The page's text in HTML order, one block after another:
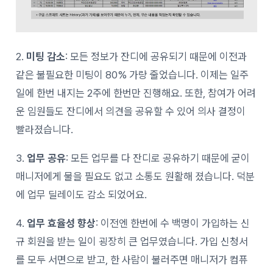
2. 미팅 감소: 모든 정보가 잔디에 공유되기 때문에 이전과
같은 불필요한 미팅이 80% 가량 줄었습니다. 이제는 일주
일에 한번 내지는 2주에 한번만 진행해요. 또한, 참여가 어려
운 임원들도 잔디에서 의견을 공유할 수 있어 의사 결정이
빨라졌습니다.
3. 업무 공유: 모든 업무를 다 잔디로 공유하기 때문에 굳이
매니저에게 물을 필요도 없고 소통도 원활해 졌습니다. 덕분
에 업무 딜레이도 감소 되었어요.
4. 업무 효율성 향상: 이전엔 한번에 수 백명이 가입하는 신
규 회원을 받는 일이 굉장히 큰 업무였습니다. 가입 신청서
를 모두 서면으로 받고, 한 사람이 불러주면 매니저가 컴퓨